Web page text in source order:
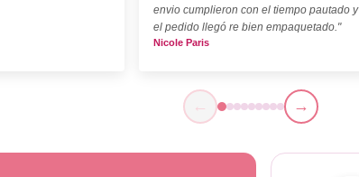
envio cumplieron con el tiempo pautado y
el pedido llegó re bien empaquetado."
Nicole Paris
← →